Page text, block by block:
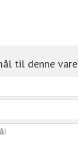
til denne